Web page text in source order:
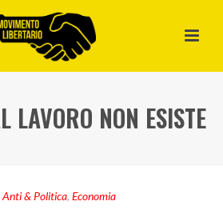
LAVORO NON ESISTE
Anti & Politica, Economia